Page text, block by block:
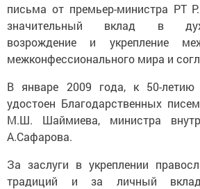
письма от премьер-министра РТ
значительный вклад в
возрождение и укрепление
межконфессионального мира и
В январе 2009 года, к 50-
удостоен Благодарственных
М.Ш. Шаймиева, министра
А.Сафарова.
За заслуги в укреплении
традиций и за личный